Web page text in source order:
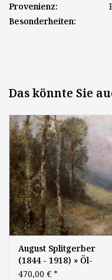
Provenienz:
Besonderheiten:
Das könnte Sie
August Splitgerber
(1844 - 1918) » Öl-
Gemälde
470,00 € *